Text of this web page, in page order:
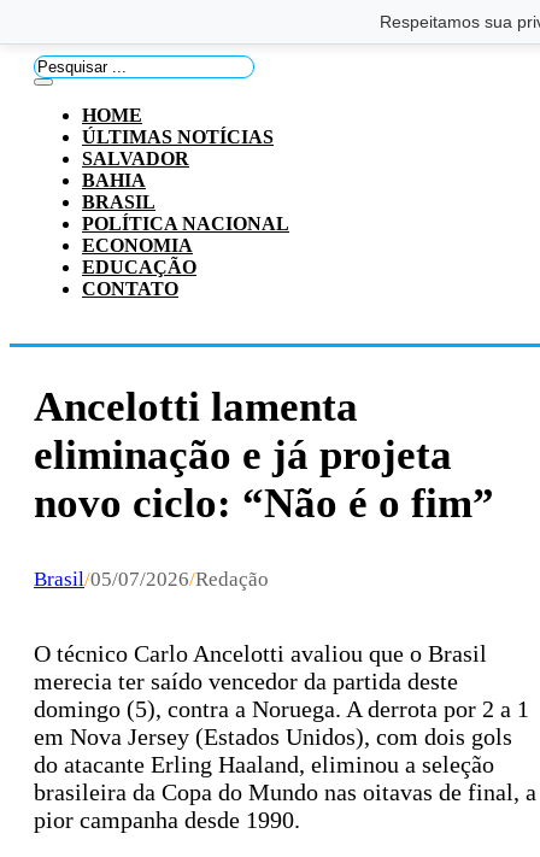
Respeitamos sua
Pesquisar
...
HOME
ÚLTIMAS NOTÍCIAS
SALVADOR
BAHIA
BRASIL
POLÍTICA NACIONAL
ECONOMIA
EDUCAÇÃO
CONTATO
Ancelotti lamenta
eliminação e já projeta
novo ciclo: “Não é o fim”
Brasil/05/07/2026/Redação
O técnico Carlo Ancelotti avaliou que o Brasil
merecia ter saído vencedor da partida deste
domingo (5), contra a Noruega. A derrota por 2 a 1
em Nova Jersey (Estados Unidos), com dois gols
do atacante Erling Haaland, eliminou a seleção
brasileira da Copa do Mundo nas oitavas de final, a
pior campanha desde 1990.